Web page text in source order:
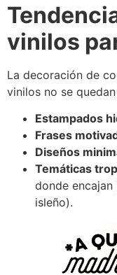
vinilos
La decoración de
vinilos no se
Estampados
Frases
Diseños
Temáticas
donde
isleño).